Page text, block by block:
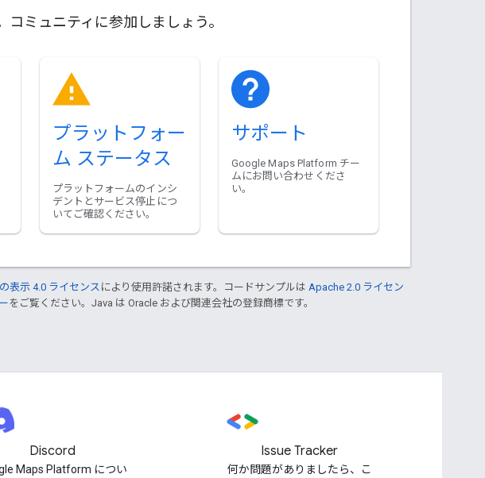
ミュニティに参加しましょう。
プラットフォー
ム ステータス
プラットフォームのインシ
デントとサービス停止につ
いてご確認ください。
サポート
Google Maps Platform チー
ムにお問い合わせくださ
い。
表示 4.0 ライセンスにより使用許諾されます。コードサンプルは Apache 2.0 ライセン
をご覧ください。Java は Oracle および関連会社の登録商標です。
Discord
Maps Platform につい
Issue Tracker
何か問題がありましたら、こ